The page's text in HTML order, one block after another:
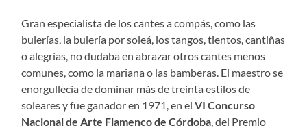
Gran especialista de los cantes a compás, como las
bulerías, la bulería por soleá, los tangos, tientos, cantiñas
o alegrías, no dudaba en abrazar otros cantes menos
comunes, como la mariana o las bamberas. El maestro se
enorgullecía de dominar más de treinta estilos de
soleares y fue ganador en 1971, en elVI Concurso
Nacional de Arte Flamenco de Córdoba , del Premio